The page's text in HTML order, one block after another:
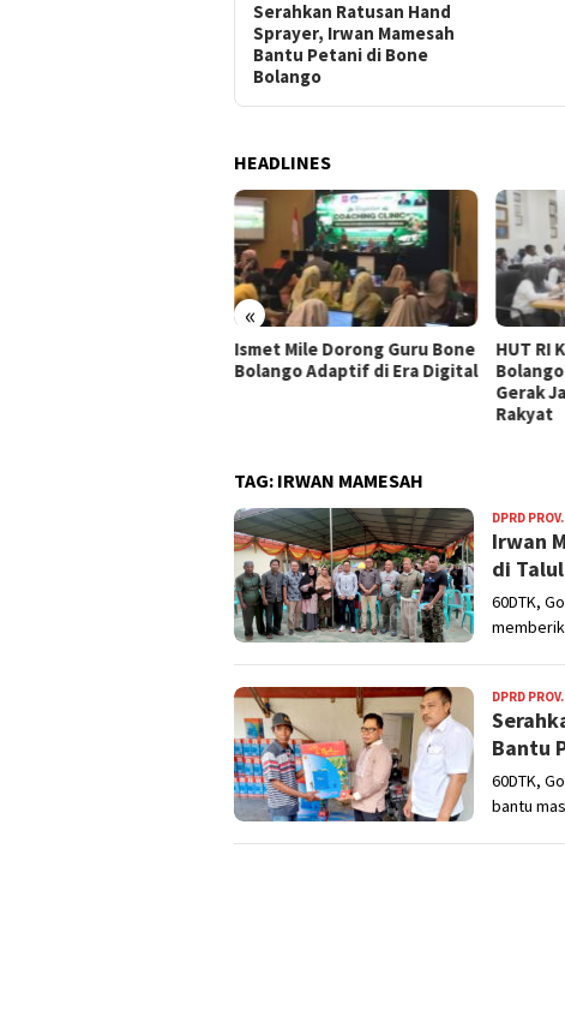
Serahkan Ratusan Hand
Sprayer, Irwan Mamesah
Bantu Petani di Bone
Bolango
HEADLINES
«
Ismet Mile Dorong Guru Bone
Bolango Adaptif di Era Digital
HUT RI
Gerak
Rakyat
TAG: IRWAN MAMESAH
DPRD
Irwan
di
60DTK,
DPRD
Bantu
60DTK,
bantu